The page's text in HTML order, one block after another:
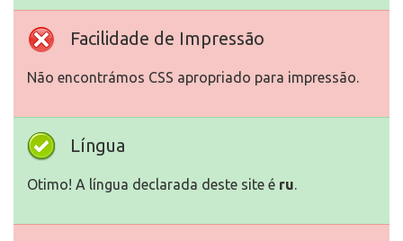
Facilidade de Impressão
Não encontrámos CSS apropriado para impressão.
Língua
Otimo! A língua declarada deste site é ru.